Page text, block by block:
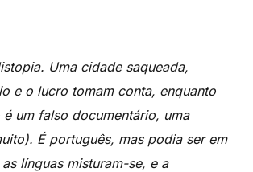
Uma cidade saqueada,
e o lucro tomam conta, enquanto
um falso documentário, uma
É português, mas podia ser em
línguas misturam-se, e a